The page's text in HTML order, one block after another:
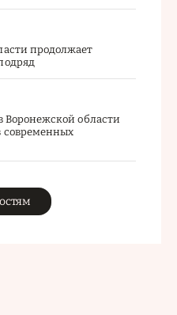
продолжает
Воронежской области
современных